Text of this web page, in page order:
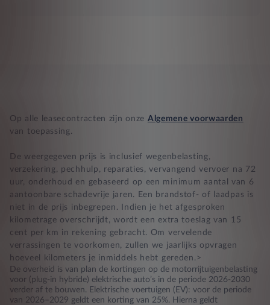
Op alle leasecontracten zijn onze Algemene voorwaarden
van toepassing.
De weergegeven prijs is inclusief wegenbelasting,
verzekering, pechhulp, reparaties, vervangend vervoer na 72
uur, onderhoud en gebaseerd op een minimum aantal van 6
aantoonbare schadevrije jaren. Een brandstof- of laadpas is
niet in de prijs inbegrepen. Indien je het afgesproken
kilometrage overschrijdt, wordt een extra toeslag van 15
cent per km in rekening gebracht. Om vervelende
verrassingen te voorkomen, zullen we jaarlijks opvragen
hoeveel kilometers je inmiddels hebt gereden.>
De overheid is van plan de kortingen op de motorrijtuigenbelasting
voor (plug-in hybride) elektrische auto’s in de periode 2026-2030
verder af te bouwen. Elektrische voertuigen (EV): voor de periode
van 2026–2029 geldt een korting van 25%. Hierna geldt